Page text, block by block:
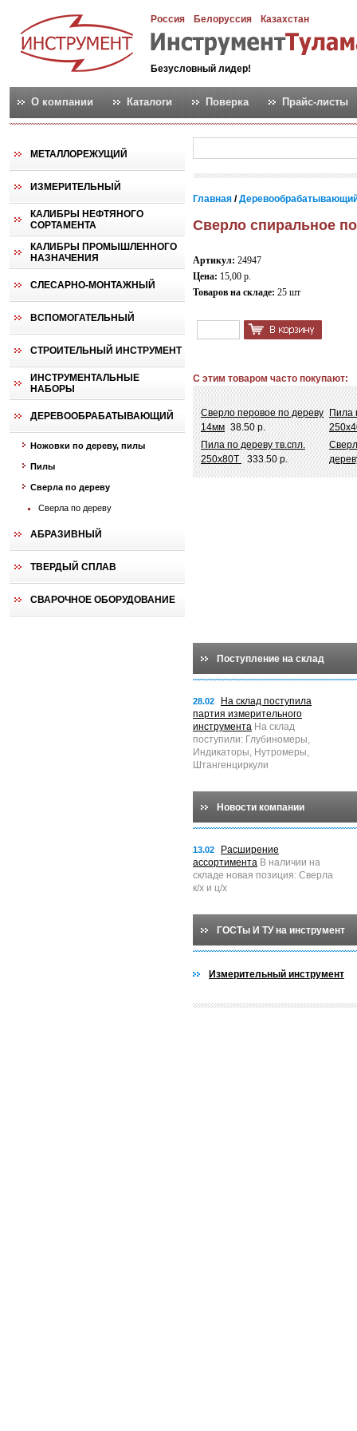
Россия Белоруссия Казахстан
Безусловный лидер!
О компании Каталоги Поверка Прайс-листы
МЕТАЛЛОРЕЖУЩИЙ
ИЗМЕРИТЕЛЬНЫЙ
КАЛИБРЫ НЕФТЯНОГО
СОРТАМЕНТА
КАЛИБРЫ ПРОМЫШЛЕННОГО
НАЗНАЧЕНИЯ
СЛЕСАРНО-МОНТАЖНЫЙ
ВСПОМОГАТЕЛЬНЫЙ
СТРОИТЕЛЬНЫЙ ИНСТРУМЕНТ
ИНСТРУМЕНТАЛЬНЫЕ
НАБОРЫ
ДЕРЕВООБРАБАТЫВАЮЩИЙ
Ножовки по дереву, пилы
Пилы
Сверла по дереву
Сверла по дереву
АБРАЗИВНЫЙ
ТВЕРДЫЙ СПЛАВ
СВАРОЧНОЕ ОБОРУДОВАНИЕ
Главная /
Сверло спиральное
Артикул: 24947
Цена: 15,00 р.
Товаров на складе: 25 шт
С этим товаром часто покупают:
Сверло перовое по дереву
14мм 38.50 р.
Пила
Пила по дереву тв.спл.
250х80Т 333.50 р.
Поступление на склад
28.02
На склад поступила
партия измерительного
инструмента На склад
поступили: Глубиномеры,
Индикаторы, Нутромеры,
Штангенциркули
Новости компании
13.02
Расширение
ассортимента В наличии на
складе новая позиция: Сверла
к/х и ц/х
ГОСТы И ТУ на инструмент
Измерительный инструмент